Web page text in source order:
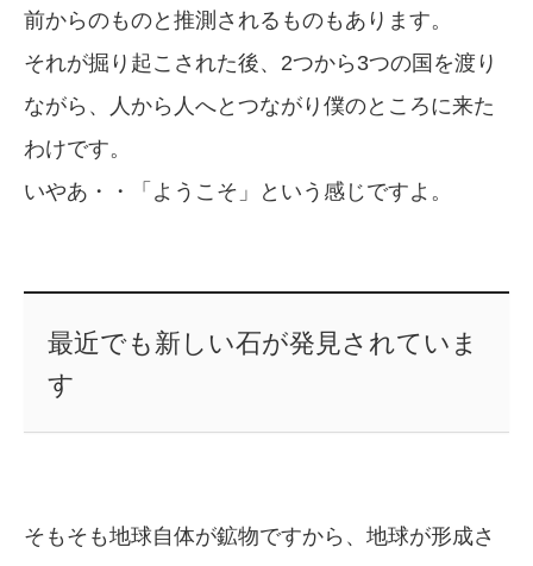
前からのものと推測されるものもあります。
それが掘り起こされた後、2つから3つの国を渡り
ながら、人から人へとつながり僕のところに来た
わけです。
いやあ・・「ようこそ」という感じですよ。
最近でも新しい石が発見されていま
す
そもそも地球自体が鉱物ですから、地球が形成さ